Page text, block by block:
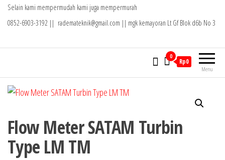
Selain kami mempermudah kami juga mempermurah
0852-6903-3192 || rademateknik@gmail.com || mgk kemayoran Lt Gf Blok d6b No 3
Menu
0
Rp0
Flow Meter SATAM Turbin
Type LM TM